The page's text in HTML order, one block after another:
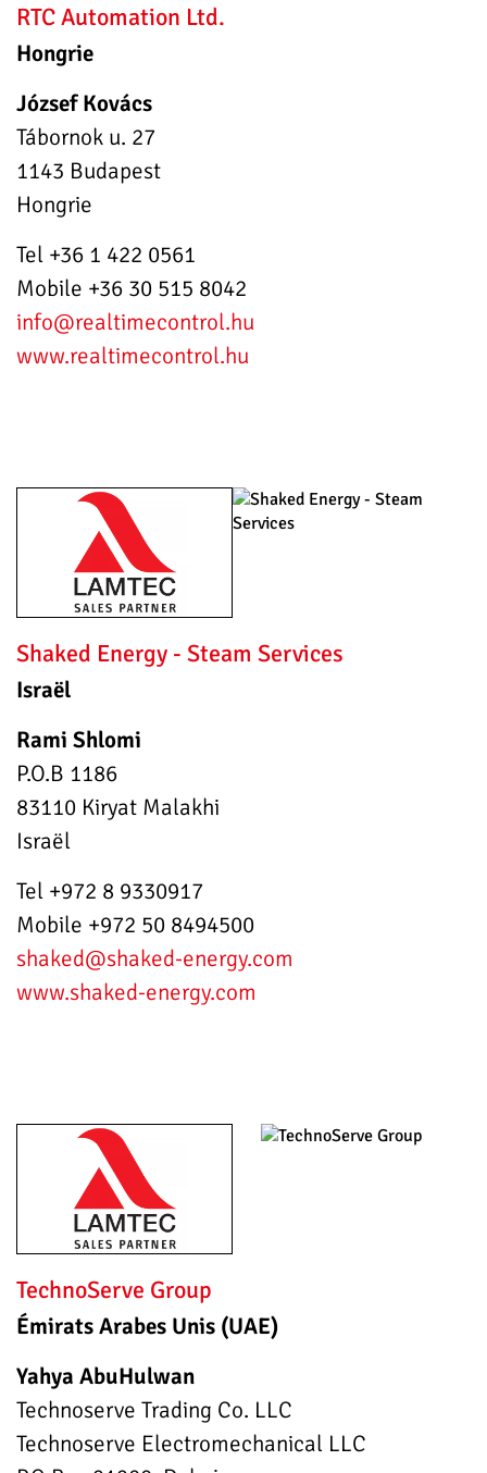
RTC Automation Ltd.
Hongrie
József Kovács
Tábornok u. 27
1143 Budapest
Hongrie
Tel +36 1 422 0561
Mobile +36 30 515 8042
info@realtimecontrol.hu
www.realtimecontrol.hu
Shaked Energy - Steam Services
Israël
Rami Shlomi
P.O.B 1186
83110 Kiryat Malakhi
Israël
Tel +972 8 9330917
Mobile +972 50 8494500
shaked@shaked-energy.com
www.shaked-energy.com
TechnoServe Group
Émirats Arabes Unis (UAE)
Yahya AbuHulwan
Technoserve Trading Co. LLC
Technoserve Electromechanical LLC